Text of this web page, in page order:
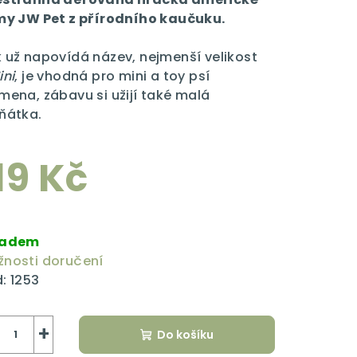
JW Pet z přírodního kaučuku.
už napovídá název, nejmenší velikost
, je vhodná pro mini a toy psí
zábavu si užijí také malá
Kč
doručení
1253
+ Do košíku